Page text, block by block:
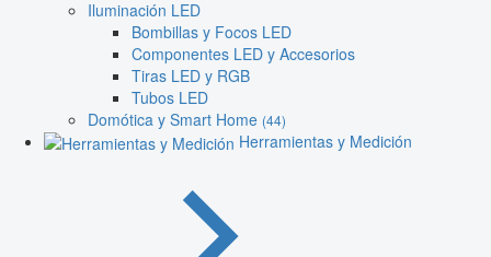
Iluminación LED
Bombillas y Focos LED
Componentes LED y Accesorios
Tiras LED y RGB
Tubos LED
Domótica y Smart Home (44)
Herramientas y Medición